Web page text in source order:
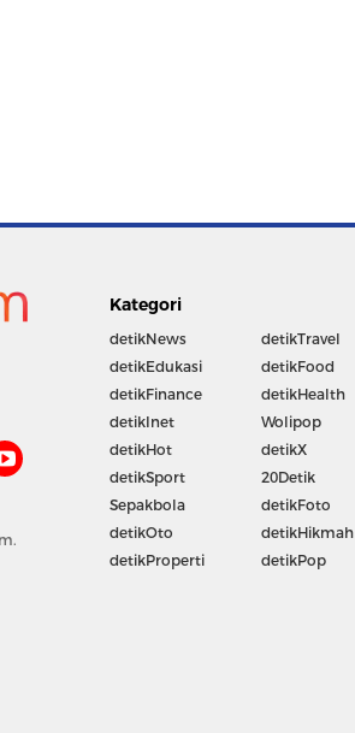
Kategori
detikNews
detikEdukasi
detikFinance
detikInet
detikHot
detikSport
Sepakbola
detikOto
detikProperti
detikTravel
detikFood
detikHealth
Wolipop
detikX
20Detik
detikFoto
detikHikmah
detikPop